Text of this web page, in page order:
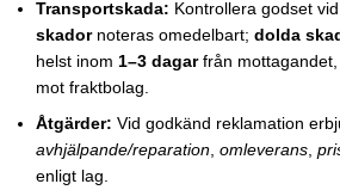
Transportskada: Kontrollera godset
skadornoteras omedelbart; dolda
helst inom 1–3 dagarfrån mottagandet,
mot fraktbolag.
Åtgärder: Vid godkänd reklamation
avhjälpande/reparation omleverans
enligt lag.